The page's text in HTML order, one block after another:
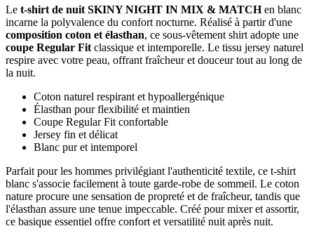
Le t-shirt de nuit SKINY NIGHT IN MIX & MATCHen blanc
incarne la polyvalence du confort nocturne. Réalisé à partir d'une
composition coton et élasthan, ce sous-vêtement shirt adopte une
coupe Regular Fit classique et intemporelle. Le tissu jersey naturel
respire avec votre peau, offrant fraîcheur et douceur tout au long de
la nuit.
Coton naturel respirant et hypoallergénique
Élasthan pour flexibilité et maintien
Coupe Regular Fit confortable
Jersey fin et délicat
Blanc pur et intemporel
Parfait pour les hommes privilégiant l'authenticité textile, ce t-shirt
blanc s'associe facilement à toute garde-robe de sommeil. Le coton
nature procure une sensation de propreté et de fraîcheur, tandis que
l'élasthan assure une tenue impeccable. Créé pour mixer et assortir,
ce basique essentiel offre confort et versatilité nuit après nuit.